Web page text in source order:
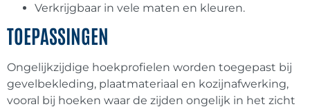
Sandwichpanelen | Deur- en
kozijnvulling
Kunststof gevelbekleding (0)
Verkrijgbaar in vele maten en kleuren.
TOEPASSINGEN
Ongelijkzijdige hoekprofielen worden toegepast bij
gevelbekleding, plaatmateriaal en kozijnafwerking,
vooral bij hoeken waar de zijden ongelijk in het zicht